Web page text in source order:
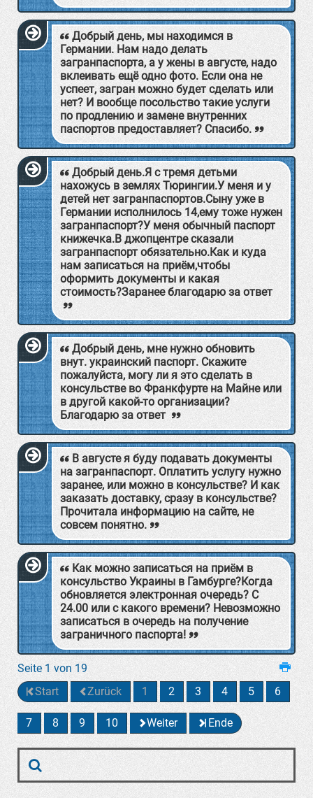
Добрый день, мы находимся в
Германии. Нам надо делать
загранпаспорта, а у жены в августе, надо
вклеивать ещё одно фото. Если она не
успеет, загран можно будет сделать или
нет? И вообще посольство такие услуги
по продлению и замене внутренних
паспортов предоставляет? Спасибо.
Добрый день.Я с тремя детьми
нахожусь в землях Тюрингии.У меня и у
детей нет загранпаспортов.Сыну уже в
Германии исполнилось 14,ему тоже нужен
загранпаспорт?У меня обычный паспорт
книжечка.В джопцентре сказали
загранпаспорт обязательно.Как и куда
нам записаться на приём,чтобы
оформить документы и какая
стоимость?Заранее благодарю за ответ
Добрый день, мне нужно обновить
внут. украинский паспорт. Скажите
пожалуйста, могу ли я это сделать в
консульстве во Франкфурте на Майне или
в другой какой-то организации?
Благодарю за ответ
В августе я буду подавать документы
на загранпаспорт. Оплатить услугу нужно
заранее, или можно в консульстве? И как
заказать доставку, сразу в консульстве?
Прочитала информацию на сайте, не
совсем понятно.
Как можно записаться на приём в
консульство Украины в Гамбурге?Когда
обновляется электронная очередь? С
24.00 или с какого времени? Невозможно
записаться в очередь на получение
заграничного паспорта!
Seite 1 von 19
Start
Zurück 1 2 3 4 5 6
7 8 9 10 Weiter Ende